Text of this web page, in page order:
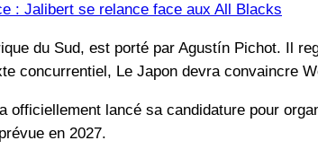
: Jalibert se relance face aux All Blacks
du Sud, est porté par Agustín Pichot. Il
concurrentiel, Le Japon devra convaincre
officiellement lancé sa candidature pour
en 2027.